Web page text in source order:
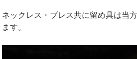
ネックレス・ブレス共に留め具は当
ます。